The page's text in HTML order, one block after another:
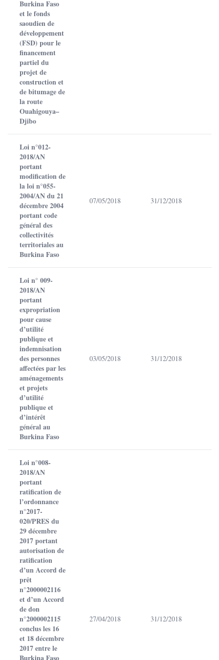
Burkina Faso
et le fonds
saoudien de
développement
(FSD) pour le
financement
partiel du
projet de
construction et
de bitumage de
la route
Ouahigouya–
Djibo
Loi n°012-
2018/AN
portant
modification de
la loi n°055-
2004/AN du 21
décembre 2004
portant code
général des
collectivités
territoriales au
Burkina Faso
07/05/2018 31/12/2018
Loi n° 009-
2018/AN
portant
expropriation
pour cause
d’utilité
publique et
indemnisation
des personnes
affectées par les
aménagements
et projets
d’utilité
publique et
d’intérêt
général au
Burkina Faso
03/05/2018 31/12/2018
Loi n°008-
2018/AN
portant
ratification de
l’ordonnance
n°2017-
020/PRES du
29 décembre
2017 portant
autorisation de
ratification
d’un Accord de
prêt
n°2000002116
et d’un Accord
de don
n°2000002115
conclus les 16
et 18 décembre
2017 entre le
Burkina Faso
27/04/2018 31/12/2018